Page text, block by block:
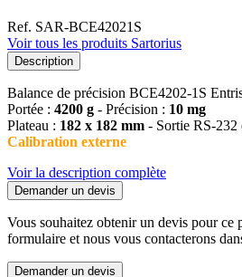
Ref. SAR-BCE42021S
Voir tous les produits Sartorius
Description
Balance de précision BCE4202-1S
Portée : 4200 g - Précision : 10 mg
Plateau : 182 x 182 mm - Sortie RS-232
Calibration externe
Voir la description complète
Demander un devis
Vous souhaitez obtenir un devis pour ce
formulaire et nous vous contacterons
Demander un devis